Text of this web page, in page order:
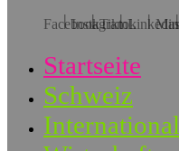
Startseite
Schweiz
International